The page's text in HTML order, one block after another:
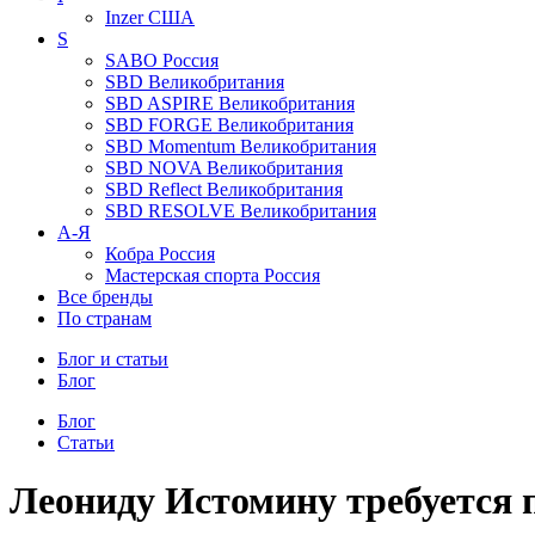
InzerСША
S
SABO Россия
SBD Великобритания
SBD ASPIRE Великобритания
SBD FORGE Великобритания
SBD Momentum Великобритания
SBD NOVA Великобритания
SBD Reflect Великобритания
SBD RESOLVE Великобритания
А-Я
Кобра Россия
Мастерская спорта Россия
Все бренды
По странам
Блог и статьи
Блог
Блог
Статьи
Леониду Истомину